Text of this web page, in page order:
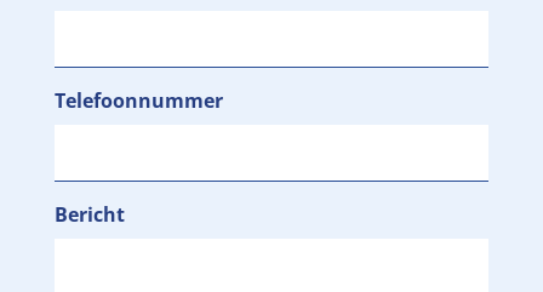
Telefoonnummer
Bericht